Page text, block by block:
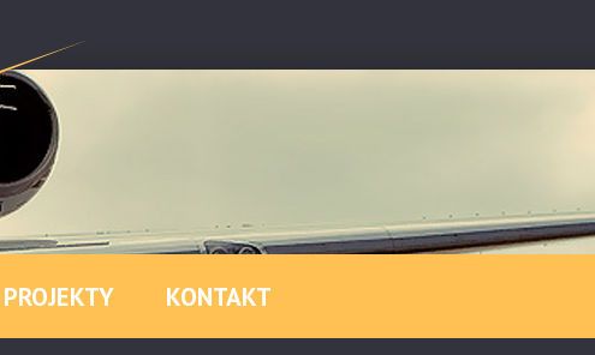
PROJEKTY KONTAKT